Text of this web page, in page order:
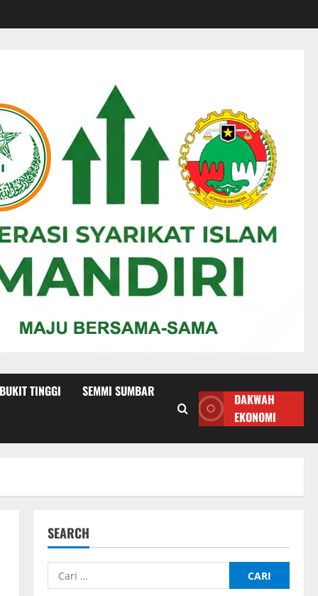
TINGGI SEMMI SUMBAR
DAKWAH
EKONOMI
SEARCH
Cari
untuk: